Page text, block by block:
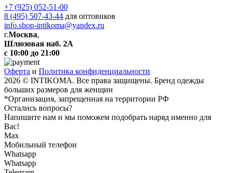
+7 (925) 052-51-00
8 (495) 507-43-44 для оптовиков
info.shop-intikoma@yandex.ru
г.Москва,
Шлюзовая наб. 2А
с 10:00 до 21:00
Оферта и Политика конфиденциальности
2026 © INTIKOMA. Все права защищены. Бренд одежды
больших размеров для женщин
*Организация, запрещенная на территории РФ
Остались вопросы?
Напишите нам и мы поможем подобрать наряд именно для
Вас!
Max
Мобильный телефон
Whatsapp
Whatsapp